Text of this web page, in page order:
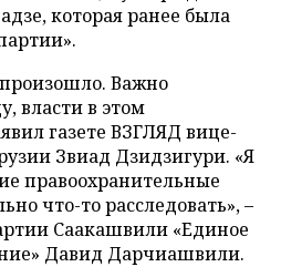
которая ранее была
Важно
власти в этом
газете ВЗГЛЯД вице-
Звиад Дзидзигури. «Я
правоохранительные
что-то расследовать»,–
Саакашвили «Единое
Давид Дарчиашвили.